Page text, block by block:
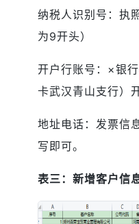
纳税人识别号：执
为9开头）
开户行账号：×银
卡武汉青山支行）
地址电话：发票信
写即可。
表三：新增客户信